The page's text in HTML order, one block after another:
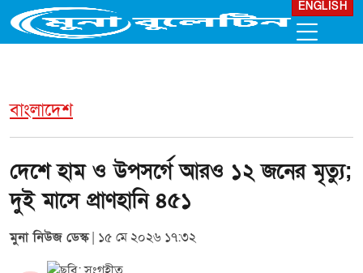
ENGLISH
বাংলাদেশ
দেশে হাম ও উপসর্গে আরও ১২ জনের মৃত্যু;
দুই মাসে প্রাণহানি ৪৫১
মুনা নিউজ ডেস্ক| ১৫ মে ২০২৬ ১৭:৩২